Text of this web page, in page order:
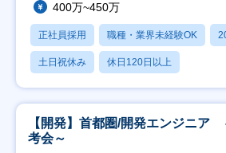
400万~450万
正社員採用 職種・業界未経験OK
土日祝休み 休日120日以上
【開発】首都圏/開発エンジニア
考会～